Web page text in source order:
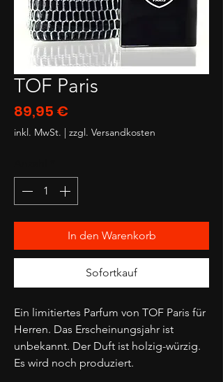
TOF Paris
89,95 €
inkl. MwSt. | zzgl. Versandkosten
In den Warenkorb
Sofortkauf
Ein limitiertes Parfum von TOF Paris für
Herren. Das Erscheinungsjahr ist
unbekannt. Der Duft ist holzig-würzig.
Es wird noch produziert.